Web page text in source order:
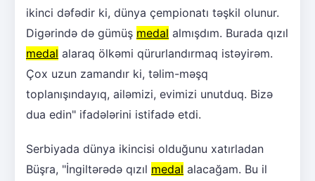
ikinci dəfədir ki, dünya çempionatı təşkil olunur.
Digərində də gümüş medal almışdım. Burada qızıl
medal alaraq ölkəmi qürurlandırmaq istəyirəm.
Çox uzun zamandır ki, təlim-məşq
toplanışındayıq, ailəmizi, evimizi unutduq. Bizə
dua edin" ifadələrini istifadə etdi.
Serbiyada dünya ikincisi olduğunu xatırladan
Büşra, "İngiltərədə qızıl medal alacağam. Bu il